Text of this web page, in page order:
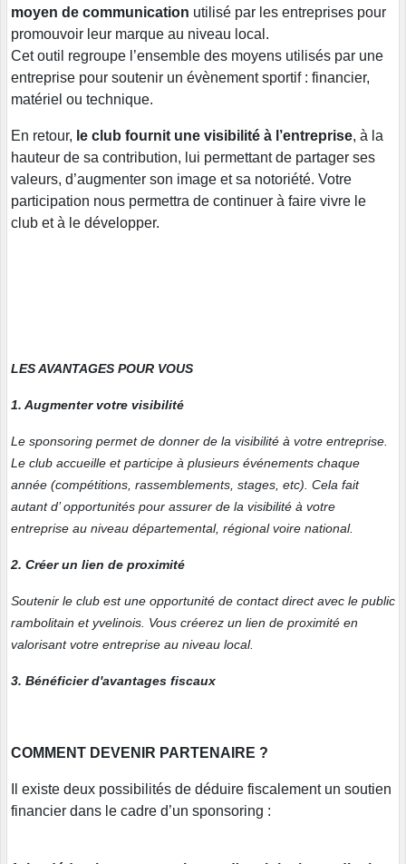
moyen de communication utilisé par les entreprises pour
promouvoir leur marque au niveau local.
Cet outil regroupe l’ensemble des moyens utilisés par une
entreprise pour soutenir un évènement sportif : financier,
matériel ou technique.
En retour, le club fournit une visibilité à l’entreprise, à la
hauteur de sa contribution, lui permettant de partager ses
valeurs, d’augmenter son image et sa notoriété. Votre
participation nous permettra de continuer à faire vivre le
club et à le développer.
LES AVANTAGES POUR VOUS
1. Augmenter votre visibilité
Le sponsoring permet de donner de la visibilité à votre entreprise.
Le club accueille et participe à plusieurs événements chaque
année (compétitions, rassemblements, stages, etc). Cela fait
autant d’ opportunités pour assurer de la visibilité à votre
entreprise au niveau départemental, régional voire national.
2. Créer un lien de proximité
Soutenir le club est une opportunité de contact direct avec le public
rambolitain et yvelinois. Vous créerez un lien de proximité en
valorisant votre entreprise au niveau local.
3. Bénéficier d'avantages fiscaux
COMMENT DEVENIR PARTENAIRE ?
Il existe deux possibilités de déduire fiscalement un soutien
financier dans le cadre d’un sponsoring :